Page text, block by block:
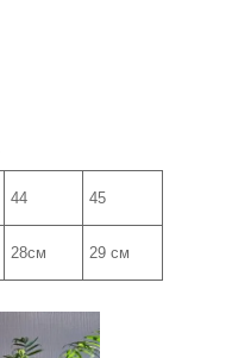
44 45
28см 29 см